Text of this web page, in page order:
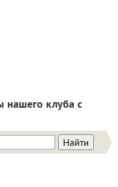
нашего клуба с